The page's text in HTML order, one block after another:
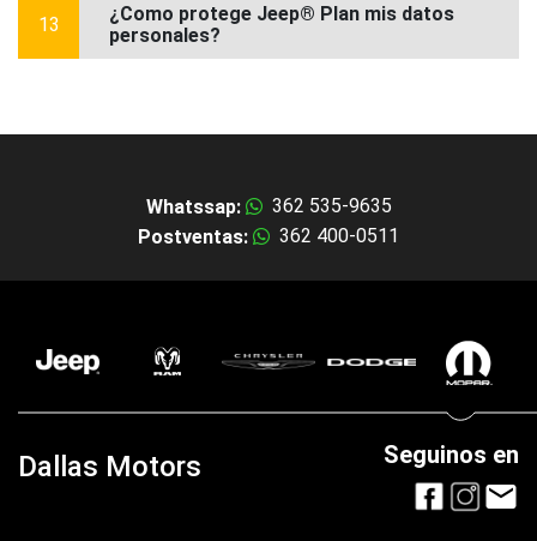
13
¿Como protege Jeep® Plan mis datos
personales?
Whatssap:
362 535-9635
Postventas:
362 400-0511
Dallas Motors Seguinos en